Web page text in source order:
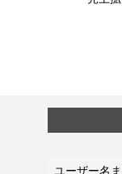
ユーザー名